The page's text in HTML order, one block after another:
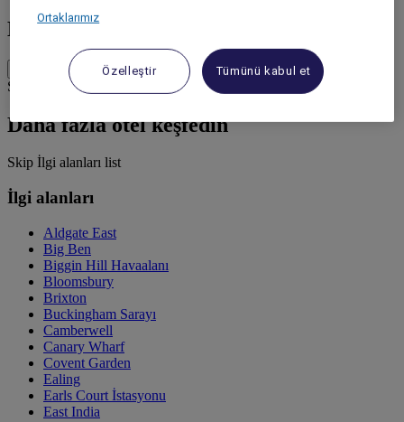
London Eye: Otellere göz at
Otel fiyatlarını görün
Skip other destinations list
Daha fazla otel keşfedin
Skip İlgi alanları list
İlgi alanları
Aldgate East
Big Ben
Biggin Hill Havaalanı
Bloomsbury
Brixton
Buckingham Sarayı
Camberwell
Canary Wharf
Covent Garden
Ealing
Earls Court İstasyonu
East India
Ortaklarımız
Özelleştir Tümünü kabul et